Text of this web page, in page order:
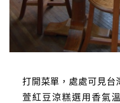
打開菜單，處處可見台
萱紅豆涼糕選用香氣